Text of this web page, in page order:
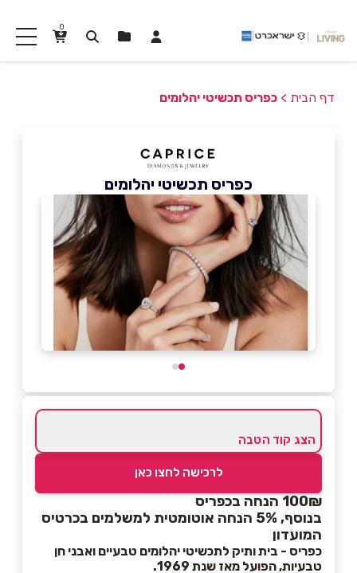
0
דף הבית > כפריס תכשיטי יהלומים
כפריס תכשיטי יהלומים
הצג קוד הטבה
לרכישה לחצו כאן
100₪ הנחה בכפריס
בנוסף, 5% הנחה אוטומטית למשלמים בכרטיס
המועדון
כפריס - בית ותיק לתכשיטי יהלומים טבעיים ואבני חן
טבעיות, הפועל מאז שנת 1969.